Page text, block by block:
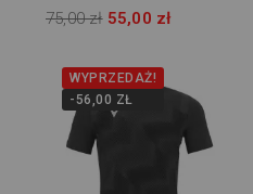
918709
75,00 zł 55,00 zł
WYPRZEDAŻ!
-56,00 ZŁ